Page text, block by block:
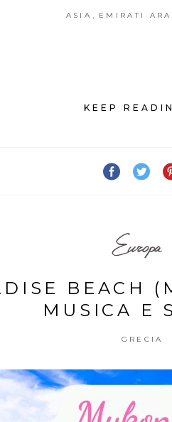
ASIA , EMIRATI
KEEP
Europa
BEACH
MUSICA E
GRECIA